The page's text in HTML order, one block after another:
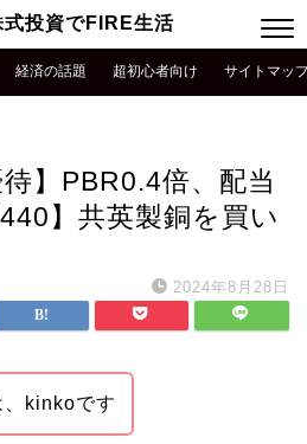
投資でFIRE生活
経済の話題 超初心者向け サイトマッ
待】PBR0.4倍、配当
】共英製銅を買い
2024年8月28日
、kinkoです